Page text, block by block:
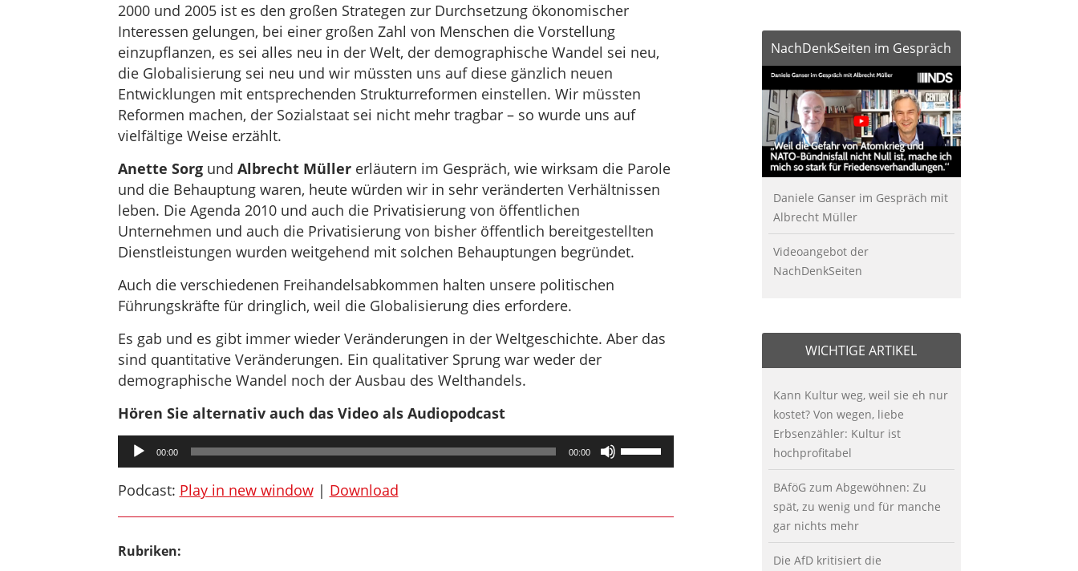
2000 und 2005 ist es den großen Strategen zur Durchsetzung ökonomischer
Interessen gelungen, bei einer großen Zahl von Menschen die Vorstellung
einzupflanzen, es sei alles neu in der Welt, der demographische Wandel sei neu,
die Globalisierung sei neu und wir müssten uns auf diese gänzlich neuen
Entwicklungen mit entsprechenden Strukturreformen einstellen. Wir müssten
Reformen machen, der Sozialstaat sei nicht mehr tragbar – so wurde uns auf
vielfältige Weise erzählt.
Anette Sorgund Albrecht Müllererläutern im Gespräch, wie wirksam die Parole
und die Behauptung waren, heute würden wir in sehr veränderten Verhältnissen
leben. Die Agenda 2010 und auch die Privatisierung von öffentlichen
Unternehmen und auch die Privatisierung von bisher öffentlich bereitgestellten
Dienstleistungen wurden weitgehend mit solchen Behauptungen begründet.
Auch die verschiedenen Freihandelsabkommen halten unsere politischen
Führungskräfte für dringlich, weil die Globalisierung dies erfordere.
Es gab und es gibt immer wieder Veränderungen in der Weltgeschichte. Aber das
sind quantitative Veränderungen. Ein qualitativer Sprung war weder der
demographische Wandel noch der Ausbau des Welthandels.
Hören Sie alternativ auch das Video als Audiopodcast
Audio-
Player
00:00 00:00
Pfeiltasten
Hoch/Runter
Podcast: Play in new window| Download
Rubriken:
NachDenkSeiten im Gespräch
Daniele Ganser im Gespräch mit
Albrecht Müller
Videoangebot der
NachDenkSeiten
WICHTIGE ARTIKEL
Kann Kultur weg, weil sie eh nur
kostet? Von wegen, liebe
Erbsenzähler: Kultur ist
hochprofitabel
BAföG zum Abgewöhnen: Zu
spät, zu wenig und für manche
gar nichts mehr
Die AfD kritisiert die